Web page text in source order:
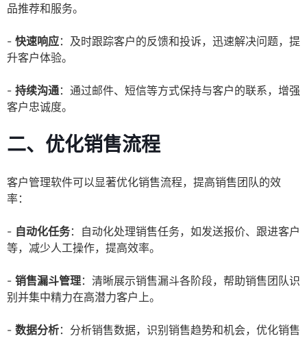
品推荐和服务。
- 快速响应：及时跟踪客户的反馈和投诉，迅速解决问题，提
升客户体验。
- 持续沟通：通过邮件、短信等方式保持与客户的联系，增强
客户忠诚度。
二、优化销售流程
客户管理软件可以显著优化销售流程，提高销售团队的效
率：
- 自动化任务：自动化处理销售任务，如发送报价、跟进客户
等，减少人工操作，提高效率。
- 销售漏斗管理：清晰展示销售漏斗各阶段，帮助销售团队识
别并集中精力在高潜力客户上。
- 数据分析：分析销售数据，识别销售趋势和机会，优化销售